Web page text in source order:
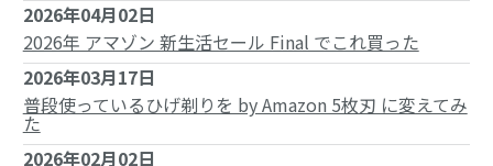
2026年04月02日
2026年 アマゾン 新生活セール Final でこれ買った
2026年03月17日
普段使っているひげ剃りを by Amazon 5枚刃 に変えてみ
た
2026年02月02日